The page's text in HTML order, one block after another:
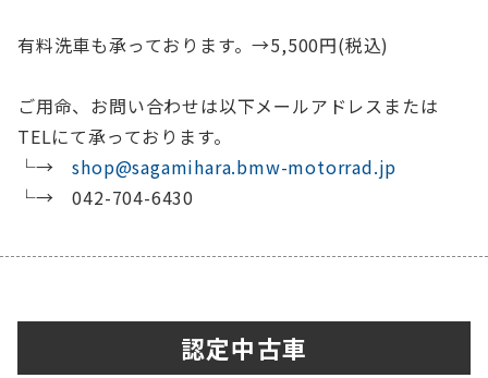
有料洗車も承っております。→5,500円(税込)
ご用命、お問い合わせは以下メールアドレスまたは
TELにて承っております。
└→shop@sagamihara.bmw-motorrad.jp
└→ 042-704-6430
認定中古車